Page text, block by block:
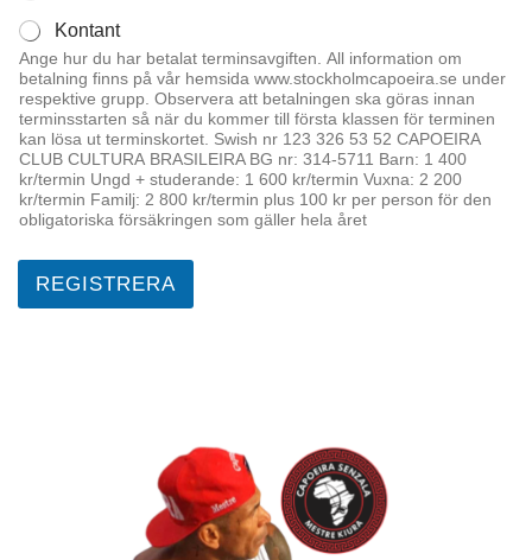
Kontant
Ange hur du har betalat terminsavgiften. All information om
betalning finns på vår hemsida www.stockholmcapoeira.se under
respektive grupp. Observera att betalningen ska göras innan
terminsstarten så när du kommer till första klassen för terminen
kan lösa ut terminskortet. Swish nr 123 326 53 52 CAPOEIRA
CLUB CULTURA BRASILEIRA BG nr: 314-5711 Barn: 1 400
kr/termin Ungd + studerande: 1 600 kr/termin Vuxna: 2 200
kr/termin Familj: 2 800 kr/termin plus 100 kr per person för den
obligatoriska försäkringen som gäller hela året
REGISTRERA